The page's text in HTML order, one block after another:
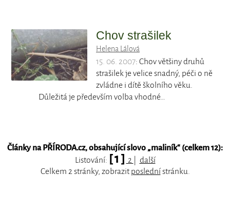
Chov strašilek
Helena Lálová
15. 06. 2007: Chov většiny druhů
strašilek je velice snadný, péči o ně
zvládne i dítě školního věku.
Důležitá je především volba vhodné…
Články na PŘÍRODA.cz, obsahující slovo „maliník“ (celkem 12):
Listování: [ 1 ] 2
další
Celkem 2 stránky, zobrazitposlednístránku.